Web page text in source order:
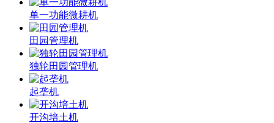
单一功能微耕机
田园管理机
独轮田园管理机
起垄机
开沟培土机